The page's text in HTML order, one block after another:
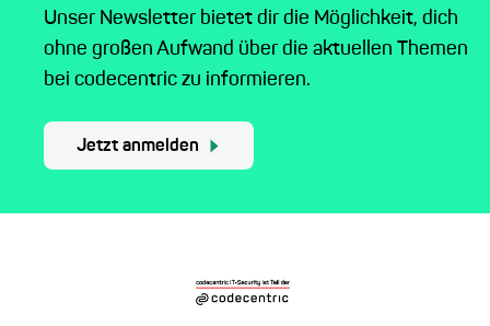
Unser Newsletter bietet dir die Möglichkeit, dich
ohne großen Aufwand über die aktuellen Themen
bei codecentric zu informieren.
Jetzt anmelden